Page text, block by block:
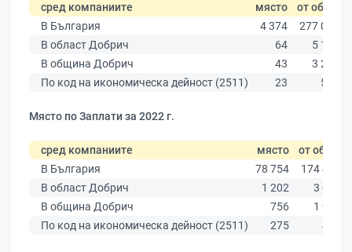
сред компаниите място от общо
В България
4 374
277 019
В област Добрич
64
5 156
В община Добрич
43
3 239
По код на икономическа дейност (2511)
23 503
Място по Заплати за 2022 г.
сред компаниите място от общо
В България
78 754
174 403
В област Добрич
1 202
3 081
В община Добрич
756
1 913
По код на икономическа дейност (2511)
275 437